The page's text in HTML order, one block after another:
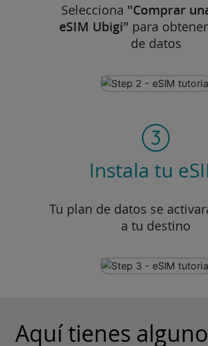
Selecciona "Comprar
eSIM Ubigi" para
de datos
Instala tu
Tu plan de datos se
a tu destino
Aquí tienes